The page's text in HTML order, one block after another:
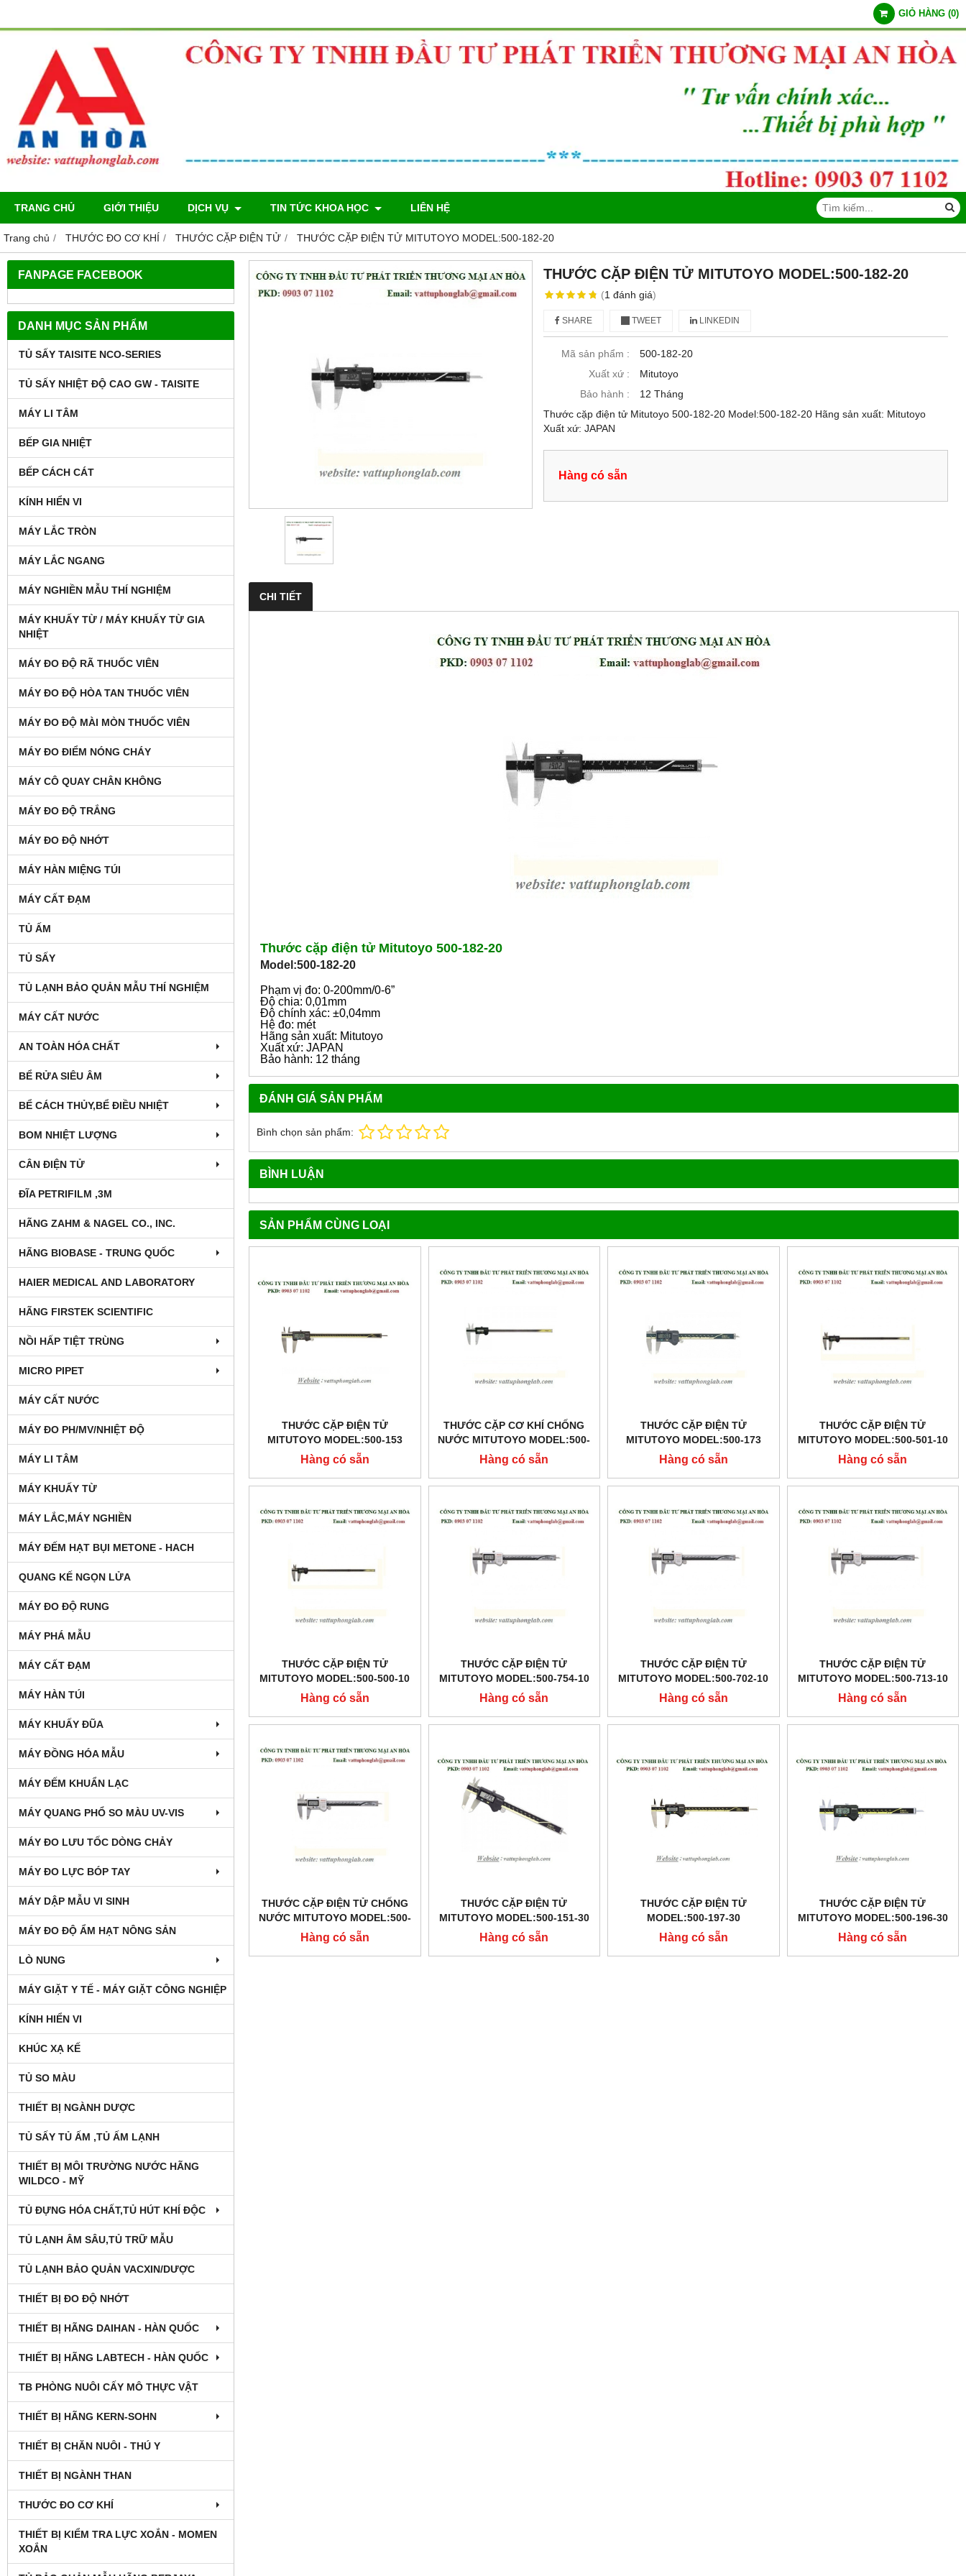
GIỎ HÀNG (0)
TRANG CHỦ GIỚI THIỆU DỊCH VỤ TIN TỨC KHOA HỌC LIÊN HỆ
Trang chủ THƯỚC ĐO CƠ KHÍ THƯỚC CẶP ĐIỆN TỬ THƯỚC CẶP ĐIỆN TỬ MITUTOYO MODEL:500-182-20
FANPAGE FACEBOOK
DANH MỤC SẢN PHẨM
TỦ SẤY TAISITE NCO-SERIES
TỦ SẤY NHIỆT ĐỘ CAO GW - TAISITE
MÁY LI TÂM
BẾP GIA NHIỆT
BẾP CÁCH CÁT
KÍNH HIỂN VI
MÁY LẮC TRÒN
MÁY LẮC NGANG
MÁY NGHIỀN MẪU THÍ NGHIỆM
MÁY KHUẤY TỪ / MÁY KHUẤY TỪ GIA
NHIỆT
MÁY ĐO ĐỘ RÃ THUỐC VIÊN
MÁY ĐO ĐỘ HÒA TAN THUỐC VIÊN
MÁY ĐO ĐỘ MÀI MÒN THUỐC VIÊN
MÁY ĐO ĐIỂM NÓNG CHÁY
MÁY CÔ QUAY CHÂN KHÔNG
MÁY ĐO ĐỘ TRẮNG
MÁY ĐO ĐỘ NHỚT
MÁY HÀN MIỆNG TÚI
MÁY CẤT ĐẠM
TỦ ẤM
TỦ SẤY
TỦ LẠNH BẢO QUẢN MẪU THÍ NGHIỆM
MÁY CẤT NƯỚC
AN TOÀN HÓA CHẤT
BỂ RỬA SIÊU ÂM
BỂ CÁCH THỦY,BỂ ĐIỀU NHIỆT
BOM NHIỆT LƯỢNG
CÂN ĐIỆN TỬ
ĐĨA PETRIFILM ,3M
HÃNG ZAHM & NAGEL CO., INC.
HÃNG BIOBASE - TRUNG QUỐC
HAIER MEDICAL AND LABORATORY
HÃNG FIRSTEK SCIENTIFIC
NỒI HẤP TIỆT TRÙNG
MICRO PIPET
MÁY CẤT NƯỚC
MÁY ĐO PH/MV/NHIỆT ĐỘ
MÁY LI TÂM
MÁY KHUẤY TỪ
MÁY LẮC,MÁY NGHIỀN
MÁY ĐẾM HẠT BỤI METONE - HACH
QUANG KẾ NGỌN LỬA
MÁY ĐO ĐỘ RUNG
MÁY PHÁ MẪU
MÁY CẤT ĐẠM
MÁY HÀN TÚI
MÁY KHUẤY ĐŨA
MÁY ĐỒNG HÓA MẪU
MÁY ĐẾM KHUẨN LẠC
MÁY QUANG PHỔ SO MÀU UV-VIS
MÁY ĐO LƯU TỐC DÒNG CHẢY
MÁY ĐO LỰC BÓP TAY
MÁY DẬP MẪU VI SINH
MÁY ĐO ĐỘ ẨM HẠT NÔNG SẢN
LÒ NUNG
MÁY GIẶT Y TẾ - MÁY GIẶT CÔNG NGHIỆP
KÍNH HIỂN VI
KHÚC XẠ KẾ
TỦ SO MÀU
THIẾT BỊ NGÀNH DƯỢC
TỦ SẤY TỦ ẤM ,TỦ ẤM LẠNH
THIẾT BỊ MÔI TRƯỜNG NƯỚC HÃNG
WILDCO - MỸ
TỦ ĐỰNG HÓA CHẤT,TỦ HÚT KHÍ ĐỘC
TỦ LẠNH ÂM SÂU,TỦ TRỮ MẪU
TỦ LẠNH BẢO QUẢN VACXIN/DƯỢC
THIẾT BỊ ĐO ĐỘ NHỚT
THIẾT BỊ HÃNG DAIHAN - HÀN QUỐC
THIẾT BỊ HÃNG LABTECH - HÀN QUỐC
TB PHÒNG NUÔI CẤY MÔ THỰC VẬT
THIẾT BỊ HÃNG KERN-SOHN
THIẾT BỊ CHĂN NUÔI - THÚ Y
THIẾT BỊ NGÀNH THAN
THƯỚC ĐO CƠ KHÍ
THIẾT BỊ KIỂM TRA LỰC XOẮN - MOMEN
XOẮN
THƯỚC CẶP ĐIỆN TỬ MITUTOYO MODEL:500-182-20
(1đánh giá)
SHARE TWEET LINKEDIN
Mã sản phẩm :
500-182-20
Xuất xứ :
Mitutoyo
Bảo hành :
12 Tháng
Thước cặp điện tử Mitutoyo 500-182-20 Model:500-182-20 Hãng sản xuất: Mitutoyo
Xuất xứ: JAPAN
Hàng có sẵn
CHI TIẾT
Thước cặp điện tử Mitutoyo 500-182-20
Model:500-182-20
Phạm vị đo: 0-200mm/0-6”
Độ chia: 0,01mm
Độ chính xác: ±0,04mm
Hệ đo: mét
Hãng sản xuất: Mitutoyo
Xuất xứ: JAPAN
Bảo hành: 12 tháng
ĐÁNH GIÁ SẢN PHẨM
Bình chọn sản phẩm:
BÌNH LUẬN
SẢN PHẨM CÙNG LOẠI
THƯỚC CẶP ĐIỆN TỬ
MITUTOYO MODEL:500-153
Hàng có sẵn
THƯỚC CẶP CƠ KHÍ CHỐNG
NƯỚC MITUTOYO MODEL:500-
502-10
Hàng có sẵn
THƯỚC CẶP ĐIỆN TỬ
MITUTOYO MODEL:500-173
Hàng có sẵn
THƯỚC CẶP ĐIỆN TỬ
MITUTOYO MODEL:500-501-10
Hàng có sẵn
THƯỚC CẶP ĐIỆN TỬ
MITUTOYO MODEL:500-500-10
Hàng có sẵn
THƯỚC CẶP ĐIỆN TỬ
MITUTOYO MODEL:500-754-10
Hàng có sẵn
THƯỚC CẶP ĐIỆN TỬ
MITUTOYO MODEL:500-702-10
Hàng có sẵn
THƯỚC CẶP ĐIỆN TỬ
MITUTOYO MODEL:500-713-10
Hàng có sẵn
THƯỚC CẶP ĐIỆN TỬ CHỐNG
NƯỚC MITUTOYO MODEL:500-
712-10
Hàng có sẵn
THƯỚC CẶP ĐIỆN TỬ
MITUTOYO MODEL:500-151-30
Hàng có sẵn
THƯỚC CẶP ĐIỆN TỬ
MODEL:500-197-30
Hàng có sẵn
THƯỚC CẶP ĐIỆN TỬ
MITUTOYO MODEL:500-196-30
Hàng có sẵn